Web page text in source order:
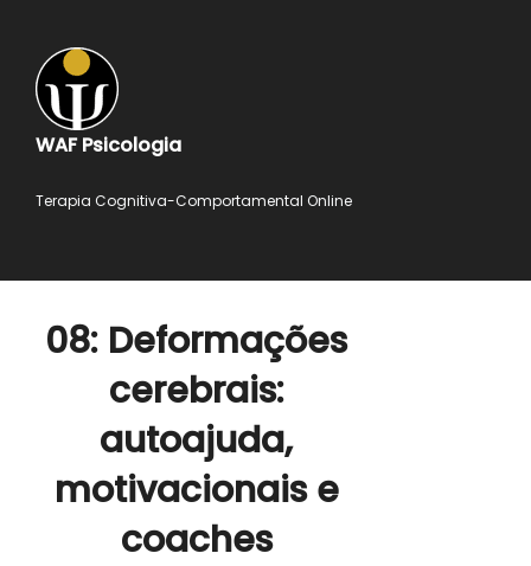
WAF Psicologia
Terapia Cognitiva-Comportamental Online
08: Deformações
cerebrais:
autoajuda,
motivacionais e
coaches